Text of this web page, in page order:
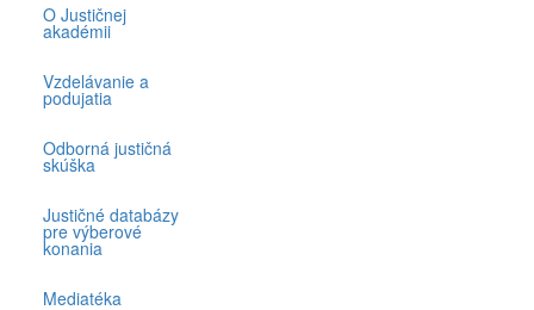
O Justičnej
akadémii
Vzdelávanie a
podujatia
Odborná justičná
skúška
Justičné databázy
pre výberové
konania
Mediatéka